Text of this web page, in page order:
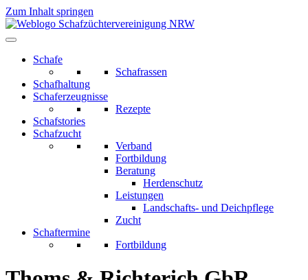
Zum Inhalt springen
Schafe
Schafrassen
Schafhaltung
Schaferzeugnisse
Rezepte
Schafstories
Schafzucht
Verband
Fortbildung
Beratung
Herdenschutz
Leistungen
Landschafts- und Deichpflege
Zucht
Schaftermine
Fortbildung